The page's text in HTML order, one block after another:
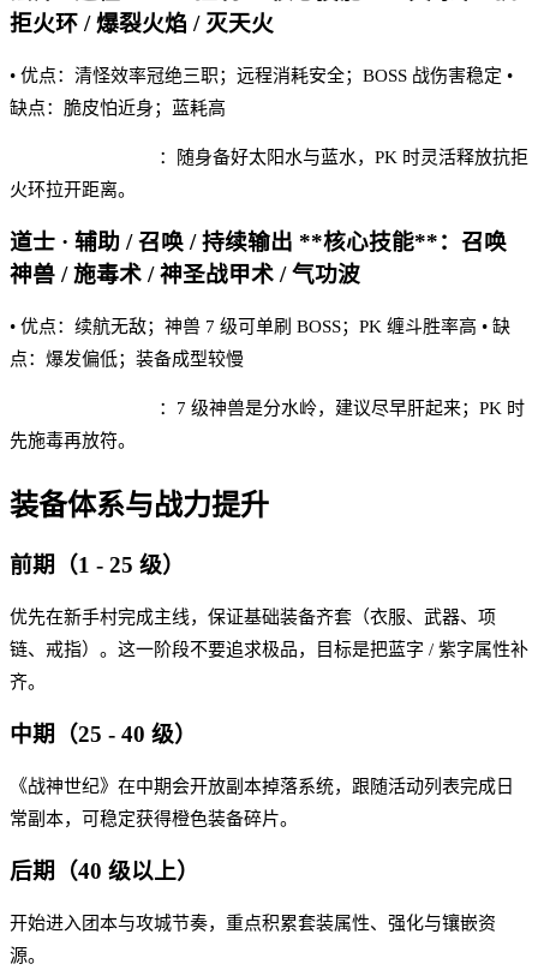
拒火环 / 爆裂火焰 / 灭天火
• 优点：清怪效率冠绝三职；远程消耗安全；BOSS 战伤害稳定 •
缺点：脆皮怕近身；蓝耗高
：随身备好太阳水与蓝水，PK 时灵活释放抗拒
火环拉开距离。
道士 · 辅助 / 召唤 / 持续输出 **核心技能**：召唤
神兽 / 施毒术 / 神圣战甲术 / 气功波
• 优点：续航无敌；神兽 7 级可单刷 BOSS；PK 缠斗胜率高 • 缺
点：爆发偏低；装备成型较慢
：7 级神兽是分水岭，建议尽早肝起来；PK 时
先施毒再放符。
装备体系与战力提升
前期（1 - 25 级）
优先在新手村完成主线，保证基础装备齐套（衣服、武器、项
链、戒指）。这一阶段不要追求极品，目标是把蓝字 / 紫字属性补
齐。
中期（25 - 40 级）
《战神世纪》在中期会开放副本掉落系统，跟随活动列表完成日
常副本，可稳定获得橙色装备碎片。
后期（40 级以上）
开始进入团本与攻城节奏，重点积累套装属性、强化与镶嵌资
源。